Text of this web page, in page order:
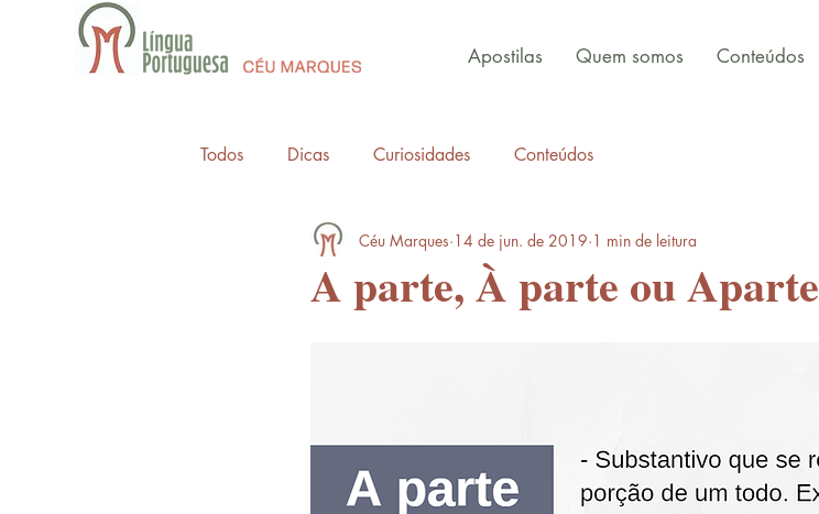
Apostilas Quem somos Conteúdos
Todos Dicas Curiosidades Conteúdos
A parte, À parte ou Aparte
Céu Marques 14 de jun. de 2019 1 min de leitura